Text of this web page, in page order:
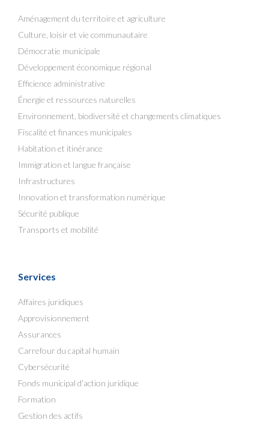
Aménagement du territoire et agriculture
Culture, loisir et vie communautaire
Démocratie municipale
Développement économique régional
Efficience administrative
Énergie et ressources naturelles
Environnement, biodiversité et changements climatiques
Fiscalité et finances municipales
Habitation et itinérance
Immigration et langue française
Infrastructures
Innovation et transformation numérique
Sécurité publique
Transports et mobilité
Services
Affaires juridiques
Approvisionnement
Assurances
Carrefour du capital humain
Cybersécurité
Fonds municipal d’action juridique
Formation
Gestion des actifs